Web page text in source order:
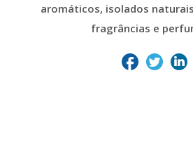
aromáticos, isolados
fragrâncias e